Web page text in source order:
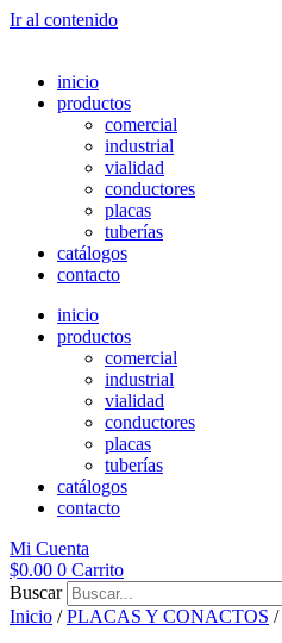
Ir al contenido
inicio
productos
comercial
industrial
vialidad
conductores
placas
tuberías
catálogos
contacto
inicio
productos
comercial
industrial
vialidad
conductores
placas
tuberías
catálogos
contacto
Mi Cuenta
$0.00 0 Carrito
Buscar
Inicio /PLACAS Y CONACTOS /